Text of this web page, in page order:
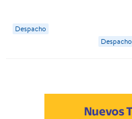
Despacho
Despacho